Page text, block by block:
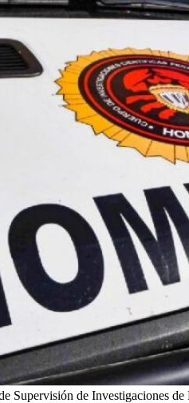
Supervisión de Investigaciones